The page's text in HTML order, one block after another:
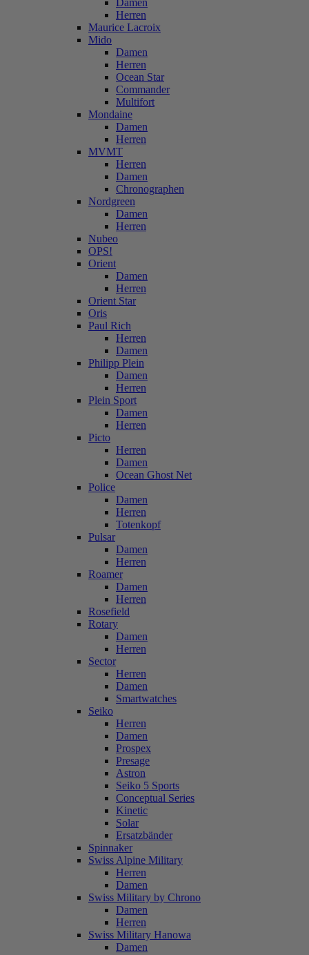
Damen
Herren
Maurice Lacroix
Mido
Damen
Herren
Ocean Star
Commander
Multifort
Mondaine
Damen
Herren
MVMT
Herren
Damen
Chronographen
Nordgreen
Damen
Herren
Nubeo
OPS!
Orient
Damen
Herren
Orient Star
Oris
Paul Rich
Herren
Damen
Philipp Plein
Damen
Herren
Plein Sport
Damen
Herren
Picto
Herren
Damen
Ocean Ghost Net
Police
Damen
Herren
Totenkopf
Pulsar
Damen
Herren
Roamer
Damen
Herren
Rosefield
Rotary
Damen
Herren
Sector
Herren
Damen
Smartwatches
Seiko
Herren
Damen
Prospex
Presage
Astron
Seiko 5 Sports
Conceptual Series
Kinetic
Solar
Ersatzbänder
Spinnaker
Swiss Alpine Military
Herren
Damen
Swiss Military by Chrono
Damen
Herren
Swiss Military Hanowa
Damen